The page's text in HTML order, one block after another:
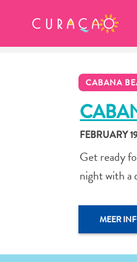
CABANA
FEBRUARY
Get ready
night with a
MEER
MIJN
favoriete plekken
Wanneer je iets op wil